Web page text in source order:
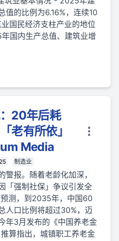
值的比例为6.16%，连续10
国民经济支柱产业的地位
国内生产总值、建筑业增
20年后耗
老有所依」
Media
制造业
报。随着老龄化加深，
「强制社保」争议引发全
测，到2035年，中国60
人口比例将超过30%，迈
年3月发布的《中国养老金
算指出，城镇职工养老金